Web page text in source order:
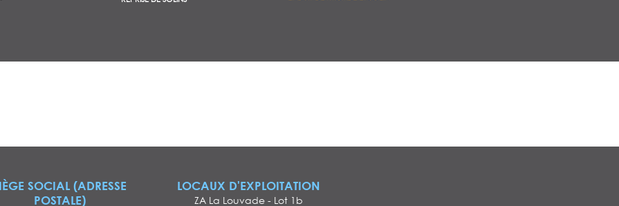
SOCIAL (ADRESSE
POSTALE)
LOCAUX D'EXPLOITATION
ZA La Louvade - Lot 1b